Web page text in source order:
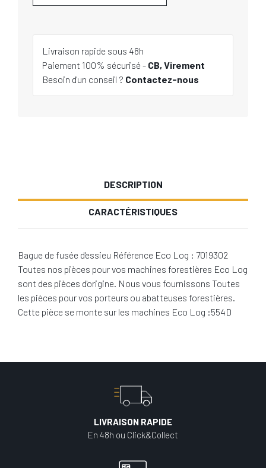
Livraison rapide sous 48h
Paiement 100% sécurisé - CB, Virement
Besoin d'un conseil ? Contactez-nous
DESCRIPTION
CARACTÉRISTIQUES
Bague de fusée d'essieu Référence Eco Log : 7019302
Toutes nos pièces pour vos machines forestières Eco Log
sont des pièces d'origine. Nous vous fournissons Toutes
les pièces pour vos porteurs ou abatteuses forestières.
Cette pièce se monte sur les machines Eco Log :554D
LIVRAISON RAPIDE
En 48h ou Click&Collect